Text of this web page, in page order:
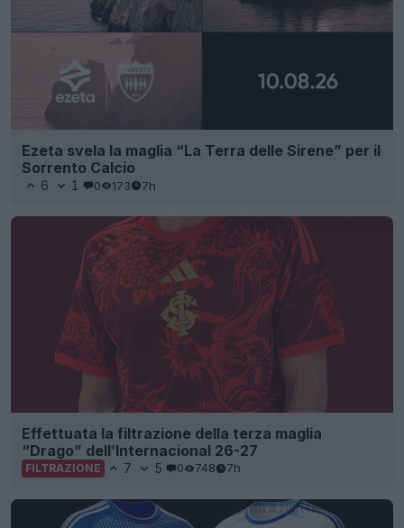
Ezeta svela la maglia “La Terra delle Sirene” per il
Sorrento Calcio
6 1 0 173 7h
Effettuata la filtrazione della terza maglia
“Drago” dell’Internacional 26-27
FILTRAZIONE 7 5 0 748 7h